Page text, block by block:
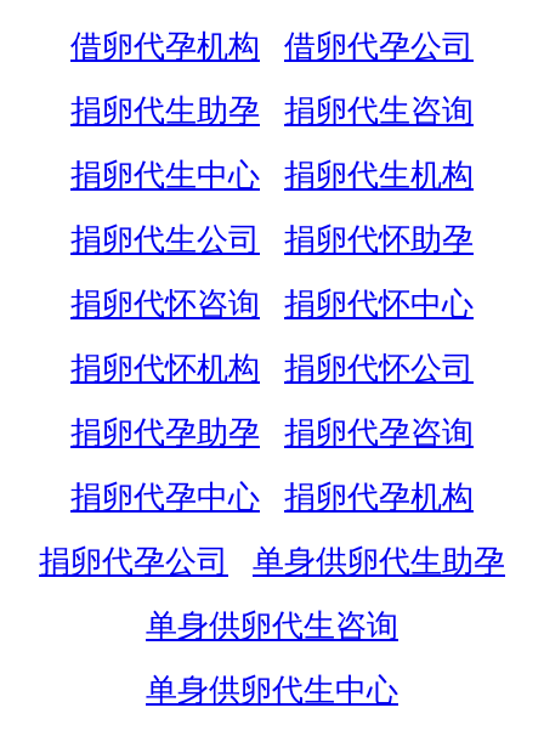
借卵代孕机构
借卵代孕公司
捐卵代生助孕
捐卵代生咨询
捐卵代生中心
捐卵代生机构
捐卵代生公司
捐卵代怀助孕
捐卵代怀咨询
捐卵代怀中心
捐卵代怀机构
捐卵代怀公司
捐卵代孕助孕
捐卵代孕咨询
捐卵代孕中心
捐卵代孕机构
捐卵代孕公司
单身供卵代生助孕
单身供卵代生咨询
单身供卵代生中心